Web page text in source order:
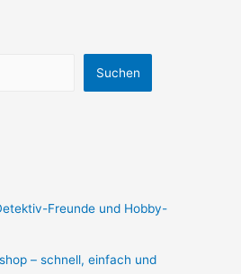
Suchen
Freunde und Hobby-
– schnell, einfach und